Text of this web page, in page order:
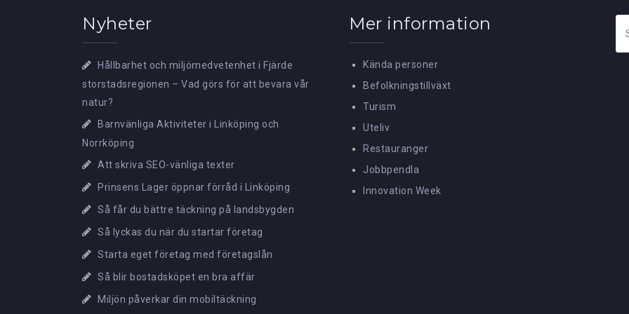
Nyheter
Hållbarhet och miljömedvetenhet i Fjärde
storstadsregionen – Vad görs för att bevara vår
natur?
Barnvänliga Aktiviteter i Linköping och
Norrköping
Att skriva SEO-vänliga texter
Prinsens Lager öppnar förråd i Linköping
Så får du bättre täckning på landsbygden
Så lyckas du när du startar företag
Starta eget företag med företagslån
Så blir bostadsköpet en bra affär
Miljön påverkar din mobiltäckning
Mer information
Kända personer
Befolkningstillväxt
Turism
Uteliv
Restauranger
Jobbpendla
Innovation Week